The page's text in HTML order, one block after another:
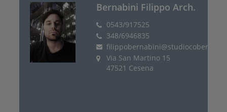
Bernabini Filippo Arch.
0543/917525
348/6946835
filippobernabini@studiocober.it
Via San Martino 15
47521 Cesena